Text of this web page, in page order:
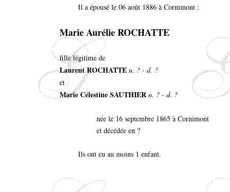
Il a épousé le 06 août 1886 à Cornimont :
Marie Aurélie ROCHATTE
fille légitime de
Laurent ROCHATTE n. ? - d. ?
et
Marie Célestine SAUTHIER n. ? - d. ?
née le 16 septembre 1865 à Cornimont
et décédée en ?
Ils ont eu au moins 1 enfant.